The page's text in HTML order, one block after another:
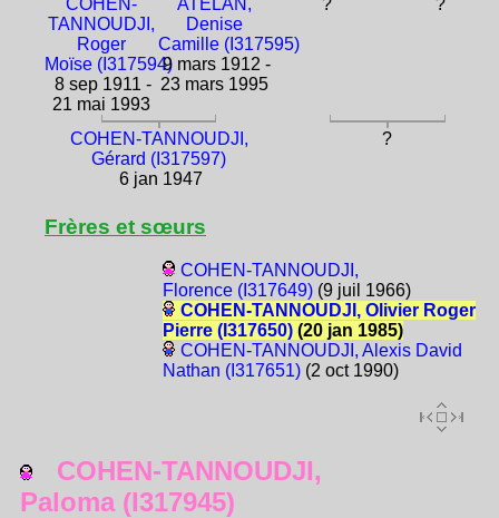
TANNOUDJI,
Roger
Moïse (I317594)
8 sep 1911 -
21 mai 1993
Denise
Camille (I317595)
9 mars 1912 -
23 mars 1995
COHEN-TANNOUDJI,
Gérard (I317597)
6 jan 1947
?
Frères et sœurs
COHEN-TANNOUDJI,
Florence (I317649)(9 juil 1966)
COHEN-TANNOUDJI, Olivier Roger
Pierre (I317650)(20 jan 1985)
COHEN-TANNOUDJI, Alexis David
Nathan (I317651)(2 oct 1990)
COHEN-TANNOUDJI,
Paloma (I317945)